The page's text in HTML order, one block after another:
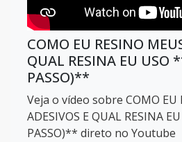
COMO EU RESINO
QUAL RESINA EU USO
PASSO)**
Veja o vídeo sobre COMO EU
ADESIVOS E QUAL RESINA
PASSO)** direto no Youtube